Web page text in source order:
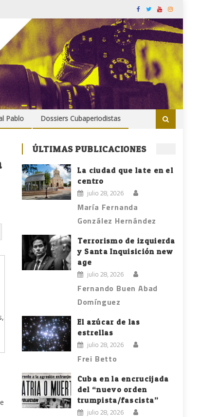
Pablo Dossiers Cubaperiodistas
ÚLTIMAS PUBLICACIONES
La ciudad que late en el
centro
julio 28, 2026
María Fernanda
González Hernández
Terrorismo de izquierda
y Santa Inquisición new
age
julio 28, 2026
Fernando Buen Abad
Domínguez
El azúcar de las
estrellas
julio 28, 2026
Frei Betto
Cuba en la encrucijada
del “nuevo orden
trumpista/fascista”
julio 28, 2026